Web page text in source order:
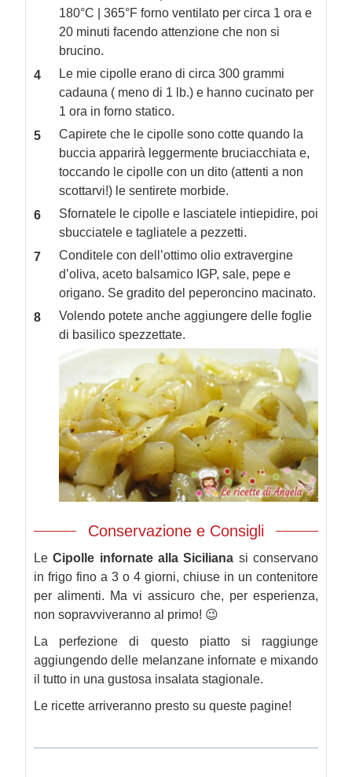
180°C | 365°F forno ventilato per circa 1 ora e
20 minuti facendo attenzione che non si
brucino.
Le mie cipolle erano di circa 300 grammi
cadauna ( meno di 1 lb.) e hanno cucinato per
1 ora in forno statico.
Capirete che le cipolle sono cotte quando la
buccia apparirà leggermente bruciacchiata e,
toccando le cipolle con un dito (attenti a non
scottarvi!) le sentirete morbide.
Sfornatele le cipolle e lasciatele intiepidire, poi
sbucciatele e tagliatele a pezzetti.
Conditele con dell’ottimo olio extravergine
d’oliva, aceto balsamico IGP, sale, pepe e
origano. Se gradito del peperoncino macinato.
Volendo potete anche aggiungere delle foglie
di basilico spezzettate.
Conservazione e Consigli
LeCipolle infornate alla Siciliana si conservano
in frigo fino a 3 o 4 giorni, chiuse in un contenitore
per alimenti. Ma vi assicuro che, per esperienza,
non sopravviveranno al primo! 😉
La perfezione di questo piatto si raggiunge
aggiungendo delle melanzane infornate e mixando
il tutto in una gustosa insalata stagionale.
Le ricette arriveranno presto su queste pagine!